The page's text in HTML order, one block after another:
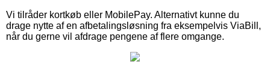
Vi tilråder kortkøb eller MobilePay. Alternativt kunne du
drage nytte af en afbetalingsløsning fra eksempelvis ViaBill,
når du gerne vil afdrage pengene af flere omgange.